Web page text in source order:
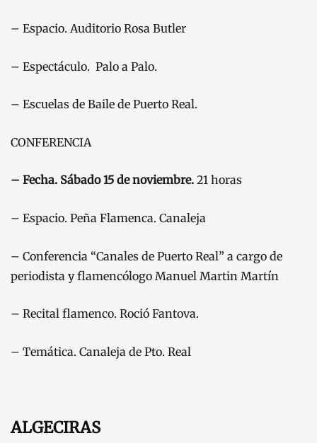
– Espacio. Auditorio Rosa Butler
– Espectáculo. Palo a Palo.
– Escuelas de Baile de Puerto Real.
CONFERENCIA
– Fecha. Sábado 15 de noviembre. 21 horas
– Espacio. Peña Flamenca. Canaleja
– Conferencia “Canales de Puerto Real” a cargo de
periodista y flamencólogo Manuel Martin Martín
– Recital flamenco. Roció Fantova.
– Temática. Canaleja de Pto. Real
ALGECIRAS